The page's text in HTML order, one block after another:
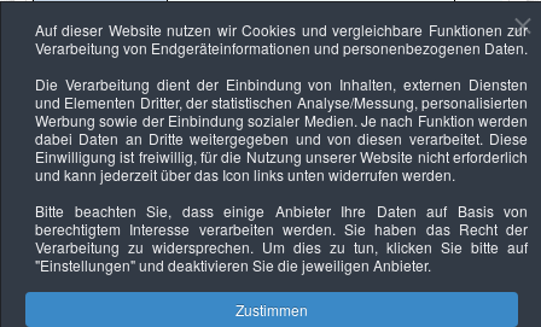
Mittwoch
13. Mai
Keine Events an diesem Datum
14. Mai
Keine Events an diesem Datum
Freitag
15. Mai
Keine Events an diesem Datum
Samstag
Sonntag
17. Mai
Keine Events an diesem Datum
Auf dieser Website nutzen wir Cookies und vergleichbare Funktionen zur
Verarbeitung von Endgeräteinformationen und personenbezogenen Daten.
Die Verarbeitung dient der Einbindung von Inhalten, externen Diensten
und Elementen Dritter, der statistischen Analyse/Messung, personalisierten
Werbung sowie der Einbindung sozialer Medien. Je nach Funktion werden
dabei Daten an Dritte weitergegeben und von diesen verarbeitet. Diese
Einwilligung ist freiwillig, für die Nutzung unserer Website nicht erforderlich
und kann jederzeit über das Icon links unten widerrufen werden.
Bitte beachten Sie, dass einige Anbieter Ihre Daten auf Basis von
berechtigtem Interesse verarbeiten werden. Sie haben das Recht der
Verarbeitung zu widersprechen. Um dies zu tun, klicken Sie bitte auf
"Einstellungen"und deaktivieren Sie die jeweiligen Anbieter.
Zustimmen